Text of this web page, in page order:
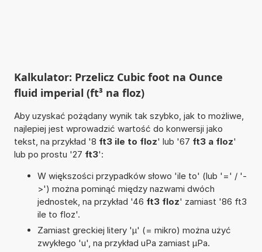
Kalkulator: Przelicz Cubic foot na Ounce
fluid imperial (ft³ na floz)
Aby uzyskać pożądany wynik tak szybko, jak to możliwe,
najlepiej jest wprowadzić wartość do konwersji jako
tekst, na przykład '8 ft3 ile to floz' lub '67 ft3 a floz'
lub po prostu '27 ft3':
W większości przypadków słowo 'ile to' (lub '=' / '-
>') można pominąć między nazwami dwóch
jednostek, na przykład '46 ft3 floz' zamiast '86 ft3
ile to floz'.
Zamiast greckiej litery 'µ' (= mikro) można użyć
zwykłego 'u', na przykład uPa zamiast µPa.